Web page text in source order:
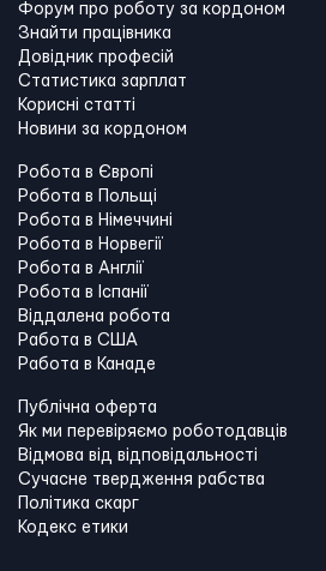
Форум про роботу за кордоном
Знайти працівника
Довідник професій
Статистика зарплат
Корисні статті
Новини за кордоном
Робота в Європі
Робота в Польщі
Робота в Німеччині
Робота в Норвегії
Робота в Англії
Робота в Іспанії
Віддалена робота
Работа в США
Работа в Канадe
Публічна оферта
Як ми перевіряємо роботодавців
Відмова від відповідальності
Сучасне твердження рабства
Політика скарг
Кодекс етики